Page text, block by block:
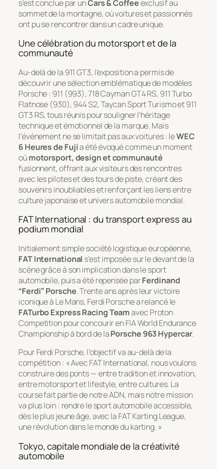
s’est conclue par unCars & Coffeeexclusif au
sommet de la montagne, où voitures et passionnés
ont pu se rencontrer dans un cadre unique.
Une célébration du motorsport et de la
communauté
Au-delà de la 911 GT3, l’exposition a permis de
découvrir une sélection emblématique de modèles
Porsche : 911 (993), 718 Cayman GT4 RS, 911 Turbo
Flatnose (930), 944 S2, Taycan Sport Turismo et 911
GT3 RS, tous réunis pour souligner l’héritage
technique et émotionnel de la marque. Mais
l’événement ne se limitait pas aux voitures : leWEC
6 Heures de Fujia été évoqué comme un moment
oùmotorsport, design et communauté
fusionnent, offrant aux visiteurs des rencontres
avec les pilotes et des tours de piste, créant des
souvenirs inoubliables et renforçant les liens entre
culture japonaise et univers automobile mondial.
FAT International : du transport express au
podium mondial
Initialement simple société logistique européenne,
FAT International s’est imposée sur le devant de la
scène grâce à son implication dans le sport
automobile, puis a été repensée parFerdinand
“Ferdi” Porsche. Trente ans après leur victoire
iconique à Le Mans, Ferdi Porsche a relancé le
FATurbo Express Racing Teamavec Proton
Competition pour concourir en FIA World Endurance
Championship à bord de laPorsche 963 Hypercar.
Pour Ferdi Porsche, l’objectif va au-delà de la
compétition : « Avec FAT International, nous voulons
construire des ponts — entre tradition et innovation,
entre motorsport et lifestyle, entre cultures. La
course fait partie de notre ADN, mais notre mission
va plus loin : rendre le sport automobile accessible,
dès le plus jeune âge, avec la FAT Karting League,
une révolution dans le monde du karting. »
Tokyo, capitale mondiale de la créativité
automobile